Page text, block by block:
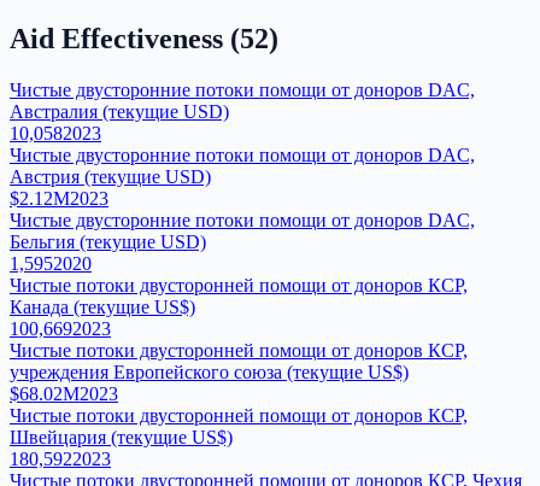
Aid Effectiveness (52)
Чистые двусторонние потоки помощи от доноров DAC,
Австралия (текущие USD)
10,0582023
Чистые двусторонние потоки помощи от доноров DAC,
Австрия (текущие USD)
$2.12M2023
Чистые двусторонние потоки помощи от доноров DAC,
Бельгия (текущие USD)
1,5952020
Чистые потоки двусторонней помощи от доноров КСР,
Канада (текущие US$)
100,6692023
Чистые потоки двусторонней помощи от доноров КСР,
учреждения Европейского союза (текущие US$)
$68.02M2023
Чистые потоки двусторонней помощи от доноров КСР,
Швейцария (текущие US$)
180,5922023
Чистые потоки двусторонней помощи от доноров КСР, Чехия